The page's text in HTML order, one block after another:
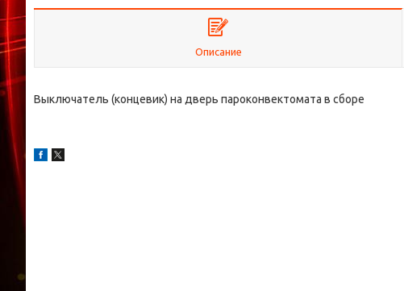
Описание
Выключатель (концевик) на дверь пароконвектомата в сборе